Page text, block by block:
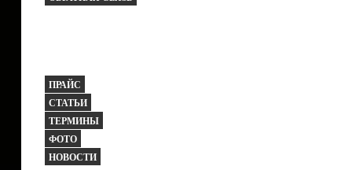
ПРАЙС
СТАТЬИ
ТЕРМИНЫ
ФОТО
НОВОСТИ